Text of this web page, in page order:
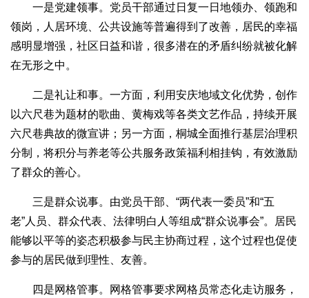
一是党建领事。党员干部通过日复一日地领办、领跑和
领岗，人居环境、公共设施等普遍得到了改善，居民的幸福
感明显增强，社区日益和谐，很多潜在的矛盾纠纷就被化解
在无形之中。
二是礼让和事。一方面，利用安庆地域文化优势，创作
以六尺巷为题材的歌曲、黄梅戏等各类文艺作品，持续开展
六尺巷典故的微宣讲；另一方面，桐城全面推行基层治理积
分制，将积分与养老等公共服务政策福利相挂钩，有效激励
了群众的善心。
三是群众说事。由党员干部、“两代表一委员”和“五
老”人员、群众代表、法律明白人等组成“群众说事会”。居民
能够以平等的姿态积极参与民主协商过程，这个过程也促使
参与的居民做到理性、友善。
四是网格管事。网格管事要求网格员常态化走访服务，